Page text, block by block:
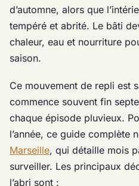
d’automne, alors que
tempéré et abrité. Le bâti
chaleur, eau et nourriture
saison.
Ce mouvement de repli est
commence souvent fin
chaque épisode pluvieux.
l’année, ce guide complète
Marseille, qui détaille mois
surveiller. Les principaux
l’abri sont :